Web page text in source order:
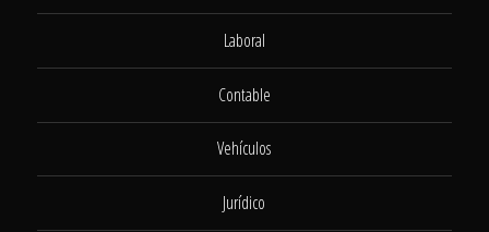
Laboral
Contable
Vehículos
Jurídico